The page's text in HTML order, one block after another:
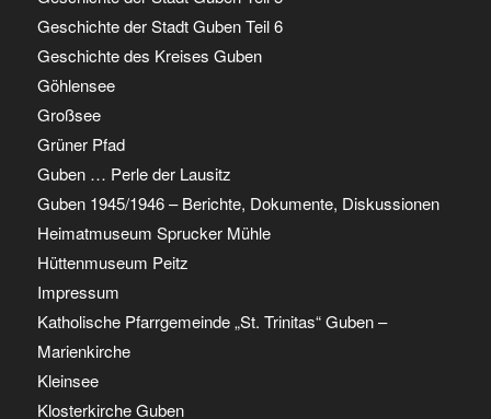
Geschichte der Stadt Guben Teil 6
Geschichte des Kreises Guben
Göhlensee
Großsee
Grüner Pfad
Guben … Perle der Lausitz
Guben 1945/1946 – Berichte, Dokumente, Diskussionen
Heimatmuseum Sprucker Mühle
Hüttenmuseum Peitz
Impressum
Katholische Pfarrgemeinde „St. Trinitas“ Guben –
Marienkirche
Kleinsee
Klosterkirche Guben